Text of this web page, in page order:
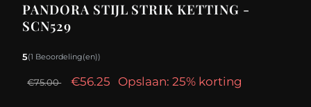
PANDORA STIJL STRIK KETTING -
SCN529
5(1 Beoordeling(en))
€75.00 €56.25 Opslaan: 25% korting